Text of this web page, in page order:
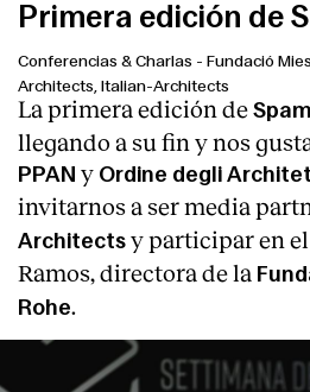
Primera edición de
Conferencias & Charlas - Fundació
Architects, Italian-Architects
La primera edición de
llegando a su fin y nos
PPAN y Ordine degli
invitarnos a ser media
Architects y participar en
Ramos, directora de la
Rohe.